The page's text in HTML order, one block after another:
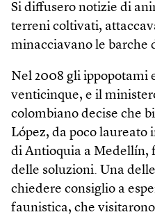
Si diffusero notizie di
terreni coltivati,
minacciavano le barche
Nel 2008 gli ippopotami
venticinque, e il
colombiano decise che
López, da poco laureato
di Antioquia a Medellín,
delle soluzioni. Una
chiedere consiglio a
faunistica, che